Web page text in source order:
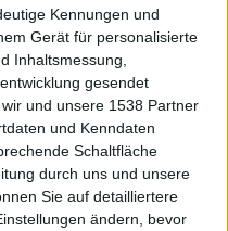
Kennungen und
Gerät für personalisierte
Inhaltsmessung,
gesendet
und unsere 1538 Partner
und Kenndaten
Schaltfläche
durch uns und unsere
Sie auf detailliertere
ändern, bevor
bringt aber soviel
Genre dass man endlich
Metal Fan zu sein.
wir nochmal die
wir dass Kamelot
bekommen, den sie